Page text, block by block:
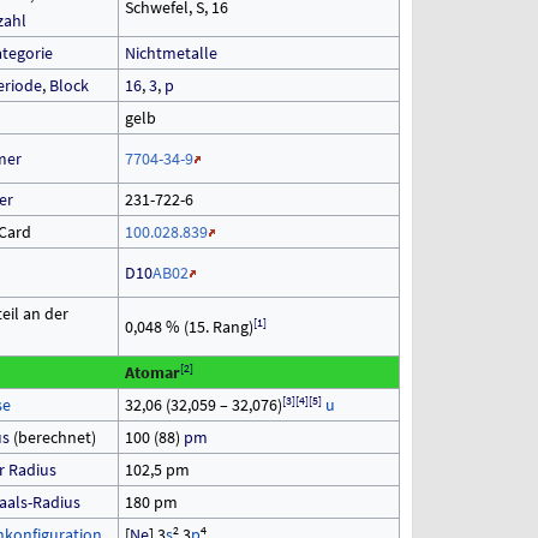
Schwefel, S, 16
Nichtmetalle
, Block 16,3, p
gelb
7704-34-9
231-722-6
100.028.839
D10AB02
an der
0,048% (15. Rang)[1]
Atomar[2]
32,06 (32,059 – 32,076)[3][4][5] u
(berechnet) 100 (88) pm
Radius
102,5 pm
Radius
180 pm
2 4